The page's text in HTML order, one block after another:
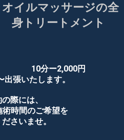
オイルマッサージの全
身トリートメント
10分ー2,000円
張いたします。
際には、
術時間のご希望を
さいませ。